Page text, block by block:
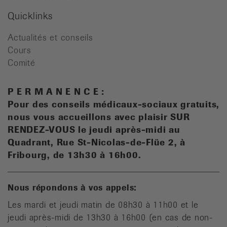
Quicklinks
Actualités et conseils
Cours
Comité
P E R M A N E N C E :
Pour des conseils médicaux-sociaux gratuits,
nous vous accueillons avec plaisir SUR
RENDEZ-VOUS le jeudi après-midi au
Quadrant, Rue St-Nicolas-de-Flüe 2, à
Fribourg, de 13h30 à 16h00.
Nous répondons à vos appels:
Les mardi et jeudi matin de 08h30 à 11h00 et le
jeudi après-midi de 13h30 à 16h00 (en cas de non-